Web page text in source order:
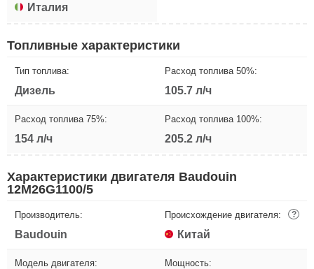
Италия
Топливные характеристики
Тип топлива:
Дизель
Расход топлива 50%:
105.7 л/ч
Расход топлива 75%:
154 л/ч
Расход топлива 100%:
205.2 л/ч
Характеристики двигателя Baudouin
12M26G1100/5
Производитель:
Baudouin
Происхождение двигателя: ?
Китай
Модель двигателя: Мощность: